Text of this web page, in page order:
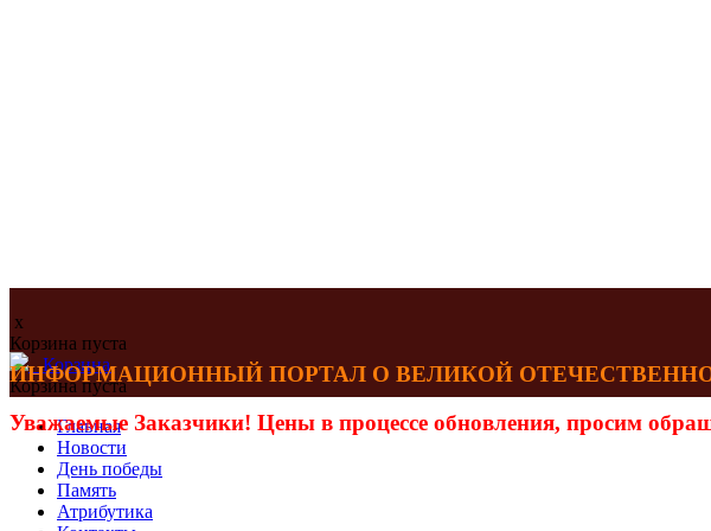
x
Корзина пуста
Корзина
Корзина пуста
ИНФОРМАЦИОННЫЙ ПОРТАЛ О ВЕЛИКОЙ ОТЕЧЕСТВЕННОЙ
Уважаемые Заказчики! Цены в процессе обновления, просим
Главная
Новости
День победы
Память
Атрибутика